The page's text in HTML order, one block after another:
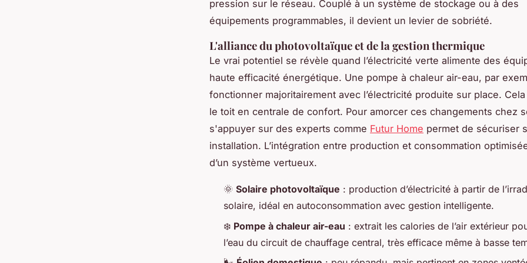
pression sur le réseau. Couplé à un système de stockage ou à des
équipements programmables, il devient un levier de sobriété.
L'alliance du photovoltaïque et de la gestion thermique
Le vrai potentiel se révèle quand l’électricité verte alimente des
haute efficacité énergétique. Une pompe à chaleur air-eau, par
fonctionner majoritairement avec l’électricité produite sur place.
le toit en centrale de confort. Pour amorcer ces changements chez
s'appuyer sur des experts comme Futur Home permet de sécuriser
installation. L’intégration entre production et consommation
d’un système vertueux.
🌞 Solaire photovoltaïque : production d’électricité à partir de
solaire, idéal en autoconsommation avec gestion intelligente.
❄️ Pompe à chaleur air-eau : extrait les calories de l’air extérieur
l’eau du circuit de chauffage central, très efficace même à basse